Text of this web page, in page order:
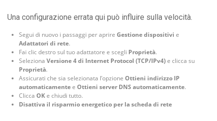
Una configurazione errata qui può influire sulla velocità.
Segui di nuovo i passaggi per aprire Gestione dispositivi e
Adattatori di rete.
Fai clic destro sul tuo adattatore e scegli Proprietà.
Seleziona Versione 4 di Internet Protocol (TCP/IPv4)e clicca su
Proprietà.
Assicurati che sia selezionata l’opzione Ottieni indirizzo IP
automaticamentee Ottieni server DNS automaticamente.
Clicca OKe chiudi tutto.
Disattiva il risparmio energetico per la scheda di rete